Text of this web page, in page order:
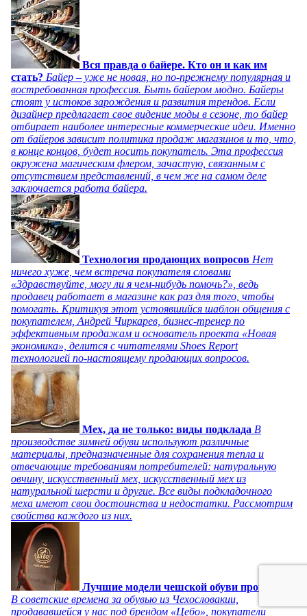
Вся правда о байере. Кто он и как им
стать? Байер – уже не новая, но по-прежнему популярная и
востребованная профессия. Быть байером модно. Байеры
стоят у истоков зарождения и развития трендов. Если
дизайнер предлагает свое видение моды в сезоне, то байер
отбирает наиболее интересные коммерческие идеи. Именно
от байеров зависит политика продаж магазинов и то, что,
в конце концов, будет носить покупатель. Эта профессия
окружена магическим флером, зачастую, связанным с
отсутствием представлений, в чем же на самом деле
заключается работа байера.
Технология продающих вопросов Нет
ничего хуже, чем встреча покупателя словами
«Здравствуйте, могу ли я чем-нибудь помочь?», ведь
продавец работает в магазине как раз для того, чтобы
помогать. Критикуя этот устоявшийся шаблон общения с
покупателем, Андрей Чиркарев, бизнес-тренер по
эффективным продажам и основатель проекта «Новая
экономика», делится с читателями Shoes Report
технологией по-настоящему продающих вопросов.
Мех, да не только: виды подклада В
производстве зимней обуви используют различные
материалы, предназначенные для сохранения тепла и
отвечающие требованиям потребителей: натуральную
овчину, искусственный мех, искусственный мех из
натуральной шерсти и другие. Все виды подкладочного
меха имеют свои достоинства и недостатки. Рассмотрим
свойства каждого из них.
Лучшие модели чешской обуви прошлого
В советские времена за обувью из Чехословакии,
продававшейся у нас под брендом «Цебо», покупатели